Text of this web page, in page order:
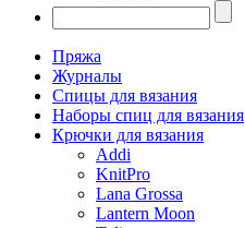
Пряжа
Журналы
Спицы для вязания
Наборы спиц для вязания
Крючки для вязания
Addi
KnitPro
Lana Grossa
Lantern Moon